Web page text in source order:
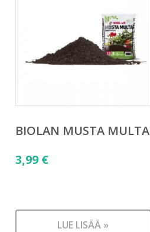
BIOLAN MUSTA MULTA
3,99 €
LUE LISÄÄ »